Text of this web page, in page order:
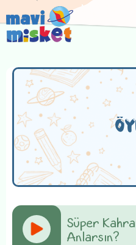
Süper
Anlarsın?